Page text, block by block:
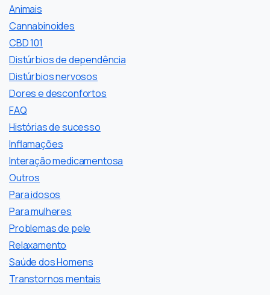
Animais
Cannabinoides
CBD 101
Distúrbios de dependência
Distúrbios nervosos
Dores e desconfortos
FAQ
Histórias de sucesso
Inflamações
Interação medicamentosa
Outros
Para idosos
Para mulheres
Problemas de pele
Relaxamento
Saúde dos Homens
Transtornos mentais